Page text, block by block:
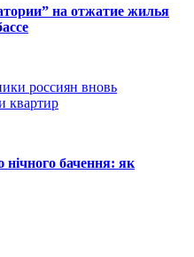
на отжатие жилья
россиян вновь
квартир
нічного бачення: як